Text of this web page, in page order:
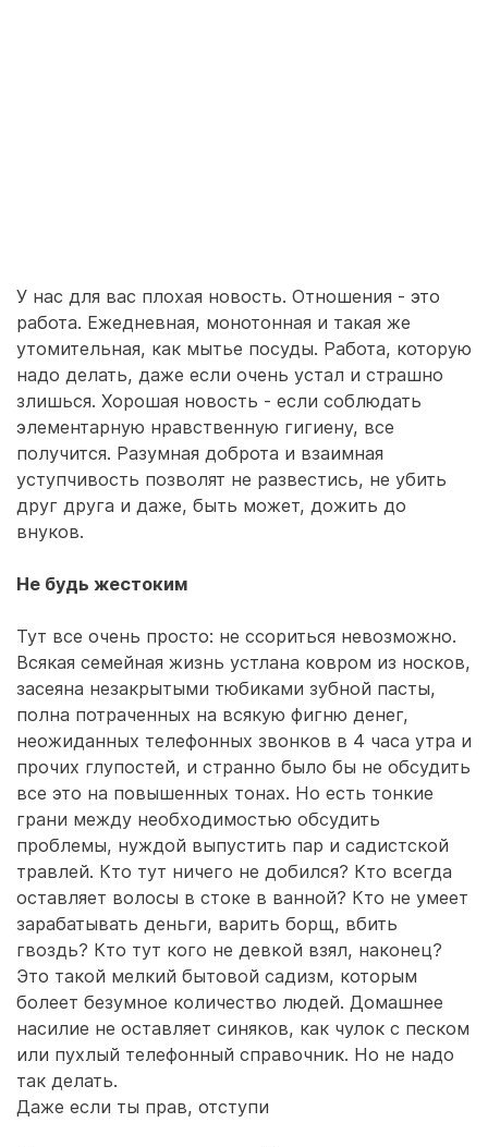
У нас для вас плохая новость. Отношения - это
работа. Ежедневная, монотонная и такая же
утомительная, как мытье посуды. Работа, которую
надо делать, даже если очень устал и страшно
злишься. Хорошая новость - если соблюдать
элементарную нравственную гигиену, все
получится. Разумная доброта и взаимная
уступчивость позволят не развестись, не убить
друг друга и даже, быть может, дожить до
внуков.
Не будь жестоким
Тут все очень просто: не ссориться невозможно.
Всякая семейная жизнь устлана ковром из носков,
засеяна незакрытыми тюбиками зубной пасты,
полна потраченных на всякую фигню денег,
неожиданных телефонных звонков в 4 часа утра и
прочих глупостей, и странно было бы не обсудить
все это на повышенных тонах. Но есть тонкие
грани между необходимостью обсудить
проблемы, нуждой выпустить пар и садистской
травлей. Кто тут ничего не добился? Кто всегда
оставляет волосы в стоке в ванной? Кто не умеет
зарабатывать деньги, варить борщ, вбить
гвоздь? Кто тут кого не девкой взял, наконец?
Это такой мелкий бытовой садизм, которым
болеет безумное количество людей. Домашнее
насилие не оставляет синяков, как чулок с песком
или пухлый телефонный справочник. Но не надо
так делать.
Даже если ты прав, отступи